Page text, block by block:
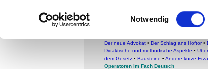
Ihr Gerät
Erfahren Sie mehr
Präferenzen im
Wir verwenden
Einwilligungsauswahl
Notwendig
FACHBEREICH DEUTSCH
Literarische
Der neue Advokat • Der Schlag ans Hoftor•
Didaktische und methodische Aspekte •
dem Gesetz ▪ Bausteine •Andere kurze
Operatoren im Fach Deutsch